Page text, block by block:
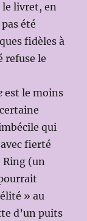
le livret, en
été
fidèles à
refuse le
est le moins
qui
fierté
Ring (un
» au
d’un puits